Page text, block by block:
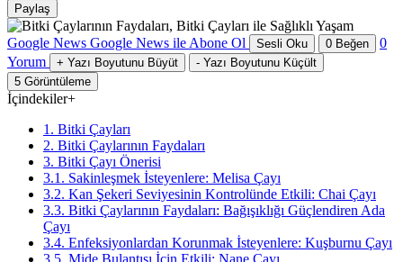
Paylaş
Google News Google News ile Abone Ol Sesli Oku 0 Beğen
0
Yorum
+ Yazı Boyutunu Büyüt - Yazı Boyutunu Küçült
5 Görüntüleme
İçindekiler+
1. Bitki Çayları
2. Bitki Çaylarının Faydaları
3. Bitki Çayı Önerisi
3.1. Sakinleşmek İsteyenlere: Melisa Çayı
3.2. Kan Şekeri Seviyesinin Kontrolünde Etkili: Chai Çayı
3.3. Bitki Çaylarının Faydaları: Bağışıklığı Güçlendiren Ada
Çayı
3.4. Enfeksiyonlardan Korunmak İsteyenlere: Kuşburnu Çayı
3.5. Mide Bulantısı İçin Etkili: Nane Çayı